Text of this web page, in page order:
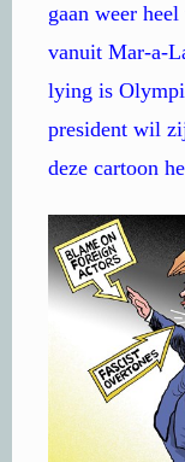
gaan weer
vanuit Mar-a-
lying is
president wil
deze cartoon